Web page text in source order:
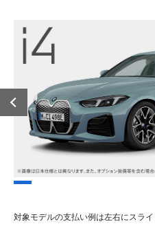
対象モデルの支払い例は左右にスライ